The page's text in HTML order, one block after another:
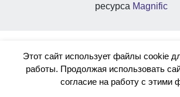
ресурса Magnific
Этот сайт использует файлы cookie
работы. Продолжая использовать
согласие на работу с этими